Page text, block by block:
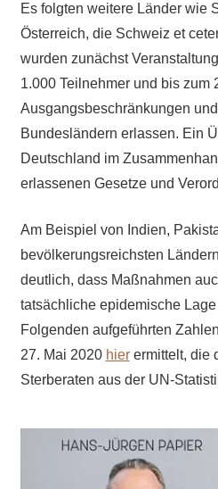
Es folgten weitere Länder wie
Österreich, die Schweiz et
wurden zunächst
1.000 Teilnehmer und bis zum
Ausgangsbeschränkungen
Bundesländern erlassen. Ein
Deutschland im
erlassenen Gesetze und
Am Beispiel von Indien,
bevölkerungsreichsten
deutlich, dass Maßnahmen
tatsächliche epidemische
Folgenden aufgeführten
27. Mai 2020 hierermittelt, die
Sterberaten aus der UN-